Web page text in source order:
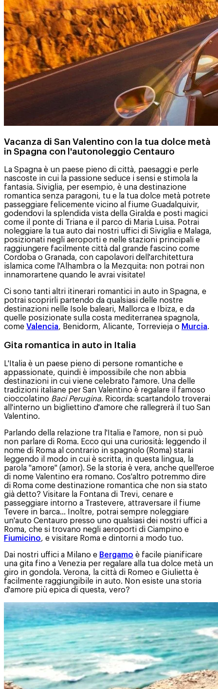
Vacanza di San Valentino con la tua dolce metà
in Spagna con l'autonoleggio Centauro
La Spagna è un paese pieno di città, paesaggi e perle
nascoste in cui la passione seduce i sensi e stimola la
fantasia. Siviglia, per esempio, è una destinazione
romantica senza paragoni, tu e la tua dolce metà potrete
passeggiare felicemente vicino al fiume Guadalquivir,
godendovi la splendida vista della Giralda e posti magici
come il ponte di Triana e il parco di Maria Luisa. Potrai
noleggiare la tua auto dai nostri uffici di Siviglia e Malaga,
posizionati negli aeroporti e nelle stazioni principali e
raggiungere facilmente città dal grande fascino come
Cordoba o Granada, con capolavori dell'architettura
islamica come l'Alhambra o la Mezquita: non potrai non
innamorartene quando le avrai visitate!
Ci sono tanti altri itinerari romantici in auto in Spagna, e
potrai scoprirli partendo da qualsiasi delle nostre
destinazioni nelle Isole baleari, Mallorca e Ibiza, e da
quelle posizionate sulla costa mediterranea spagnola,
come Valencia, Benidorm, Alicante, Torrevieja o Murcia.
Gita romantica in auto in Italia
L'Italia è un paese pieno di persone romantiche e
appassionate, quindi è impossibile che non abbia
destinazioni in cui viene celebrato l'amore. Una delle
tradizioni italiane per San Valentino è regalare il famoso
cioccolatino Baci Perugina. Ricorda: scartandolo troverai
all'interno un bigliettino d'amore che rallegrerà il tuo San
Valentino.
Parlando della relazione tra l'Italia e l'amore, non si può
non parlare di Roma. Ecco qui una curiosità: leggendo il
nome di Roma al contrario in spagnolo (Roma) starai
leggendo il modo in cui è scritta, in questa lingua, la
parola "amore" (amor). Se la storia è vera, anche quell'eroe
di nome Valentino era romano. Cos'altro potremmo dire
di Roma come destinazione romantica che non sia stato
già detto? Visitare la Fontana di Trevi, cenare e
passeggiare intorno a Trastevere, attraversare il fiume
Tevere in barca... Inoltre, potrai sempre noleggiare
un'auto Centauro presso uno qualsiasi dei nostri uffici a
Roma, che si trovano negli aeroporti di Ciampino e
Fiumicino, e visitare Roma e dintorni a modo tuo.
Dai nostri uffici a Milano e Bergamo è facile pianificare
una gita fino a Venezia per regalare alla tua dolce metà un
giro in gondola. Verona, la città di Romeo e Giulietta è
facilmente raggiungibile in auto. Non esiste una storia
d'amore più epica di questa, vero?